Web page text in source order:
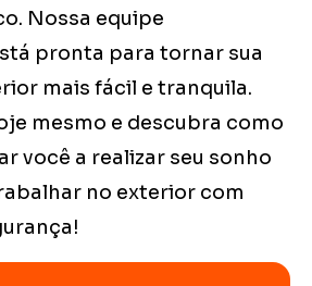
Nossa equipe
pronta para tornar sua
mais fácil e tranquila.
mesmo e descubra como
você a realizar seu sonho
no exterior com